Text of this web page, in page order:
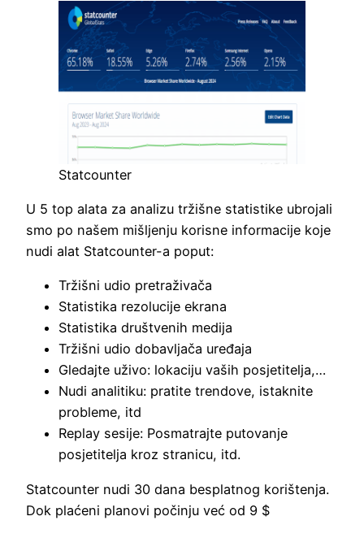
Statcounter
U 5 top alata za analizu tržišne statistike ubrojali
smo po našem mišljenju korisne informacije koje
nudi alat Statcounter-a poput:
Tržišni udio pretraživača
Statistika rezolucije ekrana
Statistika društvenih medija
Tržišni udio dobavljača uređaja
Gledajte uživo: lokaciju vaših posjetitelja,…
Nudi analitiku: pratite trendove, istaknite
probleme, itd
Replay sesije: Posmatrajte putovanje
posjetitelja kroz stranicu, itd.
Statcounter nudi 30 dana besplatnog korištenja.
Dok plaćeni planovi počinju već od 9 $